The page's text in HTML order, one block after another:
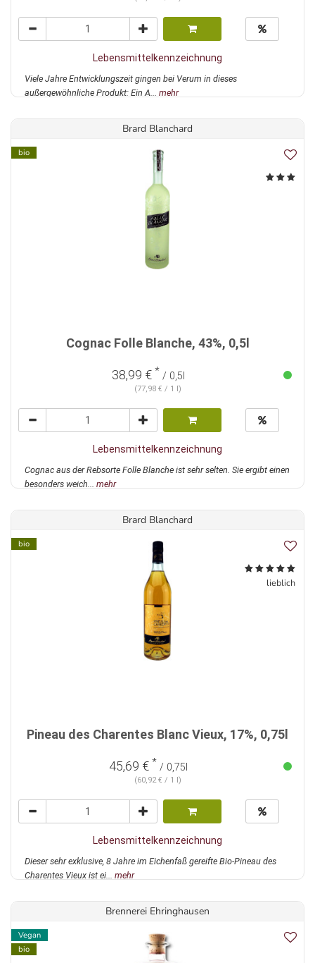
Lebensmittelkennzeichnung
Viele Jahre Entwicklungszeit gingen bei Verum in dieses
außergewöhnliche Produkt: Ein A... mehr
Brard Blanchard
bio
Cognac Folle Blanche, 43%, 0,5l
38,99 € * / 0,5l
(77,98 € / 1 l)
Lebensmittelkennzeichnung
Cognac aus der Rebsorte Folle Blanche ist sehr selten. Sie ergibt einen
besonders weich... mehr
Brard Blanchard
bio
lieblich
Pineau des Charentes Blanc Vieux, 17%, 0,75l
45,69 € * / 0,75l
(60,92 € / 1 l)
Lebensmittelkennzeichnung
Dieser sehr exklusive, 8 Jahre im Eichenfaß gereifte Bio-Pineau des
Charentes Vieux ist ei... mehr
Brennerei Ehringhausen
Vegan
bio